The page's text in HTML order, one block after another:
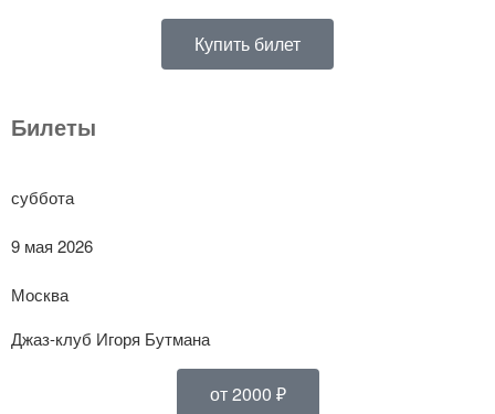
Купить билет
Билеты
суббота
9 мая 2026
Москва
Джаз-клуб Игоря Бутмана
от 2000 ₽